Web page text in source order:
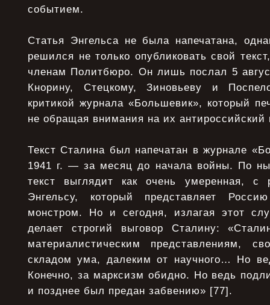
событием.
Статья Энгельса не была напечатана,
решился не только опубликовать свой
членам Политбюро. Он лишь послал 5
Кнорину, Стецкому, Зиновьеву и
критикой журнала «Большевик», который
не обращая внимания на их антироссийский
Текст Сталина был напечатан в журнале
1941 г. — за месяц до начала войны. По
текст выглядит как очень умеренная, с
Энгельсу, который представляет
монстром. Но и сегодня, излагая этот
делает строгий выговор Сталину:
материалистическим представлениям,
складом ума, далеким от научного… Но
Конечно, за марксизм обидно. Но ведь
и позднее был предан забвению» [77].